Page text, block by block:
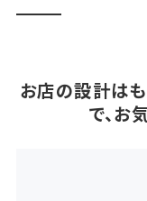
お店の設計は
で、お